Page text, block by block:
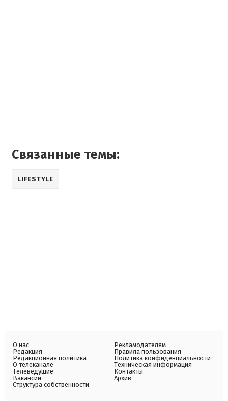
Связанные темы:
LIFESTYLE
О нас
Редакция
Редакционная политика
О телеканале
Телеведущие
Вакансии
Структура собственности
Рекламодателям
Правила пользования
Политика конфиденциальности
Техническая информация
Контакты
Архив